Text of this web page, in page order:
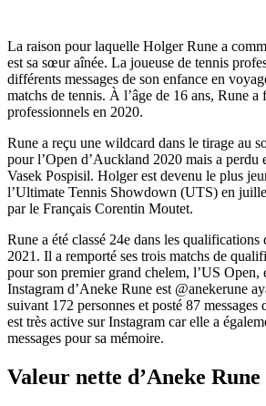
La raison pour laquelle Holger Rune a
est sa sœur aînée. La joueuse de tennis
différents messages de son enfance en
matchs de tennis. À l’âge de 16 ans, Rune a
professionnels en 2020.
Rune a reçu une wildcard dans le tirage au
pour l’Open d’Auckland 2020 mais a perdu
Vasek Pospisil. Holger est devenu le plus
l’Ultimate Tennis Showdown (UTS) en
par le Français Corentin Moutet.
Rune a été classé 24e dans les
2021. Il a remporté ses trois matchs de
pour son premier grand chelem, l’US Open,
Instagram d’Aneke Rune est @anekerune
suivant 172 personnes et posté 87
est très active sur Instagram car elle a
messages pour sa mémoire.
Valeur nette d’Aneke Rune